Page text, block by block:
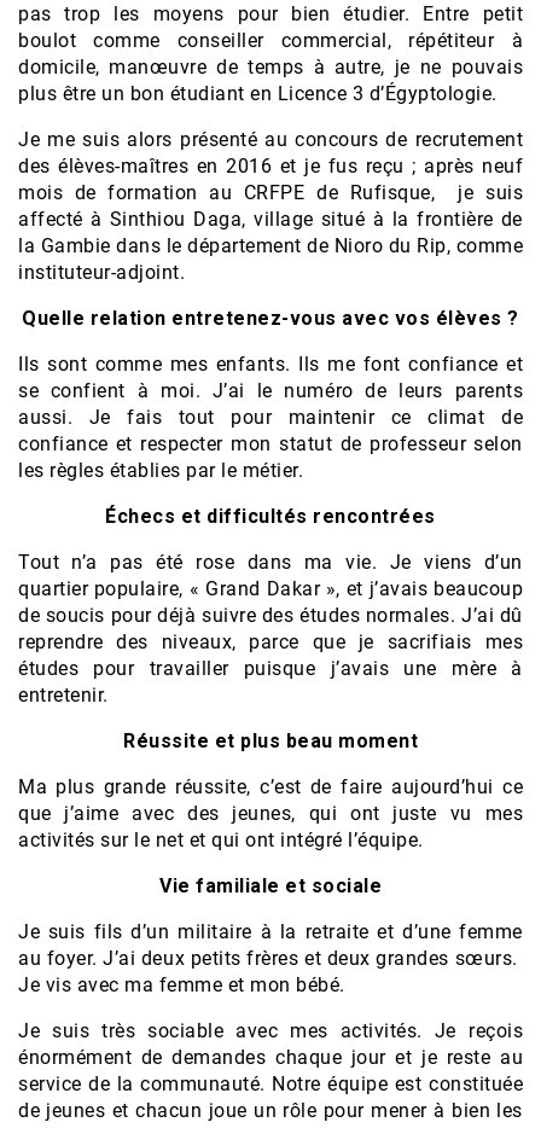
pas trop les moyens pour bien étudier. Entre petit
boulot comme conseiller commercial, répétiteur à
domicile, manœuvre de temps à autre, je ne pouvais
plus être un bon étudiant en Licence 3 d’Égyptologie.
Je me suis alors présenté au concours de recrutement
des élèves-maîtres en 2016 et je fus reçu ; après neuf
mois de formation au CRFPE de Rufisque, je suis
affecté à Sinthiou Daga, village situé à la frontière de
la Gambie dans le département de Nioro du Rip, comme
instituteur-adjoint.
Quelle relation entretenez-vous avec vos élèves ?
Ils sont comme mes enfants. Ils me font confiance et
se confient à moi. J’ai le numéro de leurs parents
aussi. Je fais tout pour maintenir ce climat de
confiance et respecter mon statut de professeur selon
les règles établies par le métier.
Échecs et difficultés rencontrées
Tout n’a pas été rose dans ma vie. Je viens d’un
quartier populaire, « Grand Dakar », et j’avais beaucoup
de soucis pour déjà suivre des études normales. J’ai dû
reprendre des niveaux, parce que je sacrifiais mes
études pour travailler puisque j’avais une mère à
entretenir.
Réussite et plus beau moment
Ma plus grande réussite, c’est de faire aujourd’hui ce
que j’aime avec des jeunes, qui ont juste vu mes
activités sur le net et qui ont intégré l’équipe.
Vie familiale et sociale
Je suis fils d’un militaire à la retraite et d’une femme
au foyer. J’ai deux petits frères et deux grandes sœurs.
Je vis avec ma femme et mon bébé.
Je suis très sociable avec mes activités. Je reçois
énormément de demandes chaque jour et je reste au
service de la communauté. Notre équipe est constituée
de jeunes et chacun joue un rôle pour mener à bien les